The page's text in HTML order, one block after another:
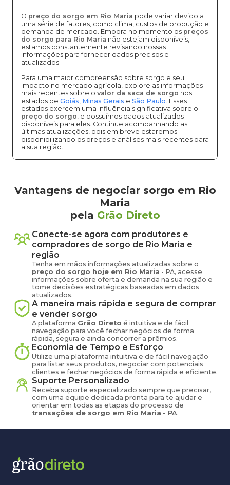
O preço do sorgo em Rio Maria pode variar devido a
uma série de fatores, como clima, custos de produção e
demanda de mercado. Embora no momento os preços
do sorgo para Rio Maria não estejam disponíveis,
estamos constantemente revisando nossas
informações para fornecer dados precisos e
atualizados.
Para uma maior compreensão sobre sorgo e seu
impacto no mercado agrícola, explore as informações
mais recentes sobre o valor da saca de sorgo nos
estados de Goiás, Minas Gerais e São Paulo. Esses
estados exercem uma influência significativa sobre o
preço do sorgo, e possuímos dados atualizados
disponíveis para eles. Continue acompanhando as
últimas atualizações, pois em breve estaremos
disponibilizando os preços e análises mais recentes para
a sua região.
Vantagens de negociar sorgo em Rio
Maria
pela Grão Direto
Conecte-se agora com produtores e
compradores de sorgo de Rio Maria e
região
Tenha em mãos informações atualizadas sobre o
preço do sorgo hoje em Rio Maria - PA, acesse
informações sobre oferta e demanda na sua região e
tome decisões estratégicas baseadas em dados
atualizados.
A maneira mais rápida e segura de comprar
e vender sorgo
A plataforma Grão Direto é intuitiva e de fácil
navegação para você fechar negócios de forma
rápida, segura e ainda concorrer a prêmios.
Economia de Tempo e Esforço
Utilize uma plataforma intuitiva e de fácil navegação
para listar seus produtos, negociar com potenciais
clientes e fechar negócios de forma rápida e eficiente.
Suporte Personalizado
Receba suporte especializado sempre que precisar,
com uma equipe dedicada pronta para te ajudar e
orientar em todas as etapas do processo de
transações de sorgo em Rio Maria - PA.